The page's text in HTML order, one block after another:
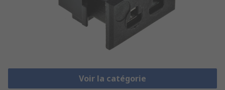
Voir la catégorie